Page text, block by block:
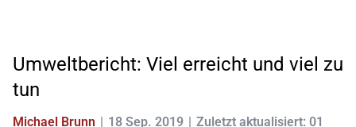
Umweltbericht: Viel erreicht und viel zu
tun
Michael Brunn 18 Sep. 2019
Zuletzt aktualisiert: 01